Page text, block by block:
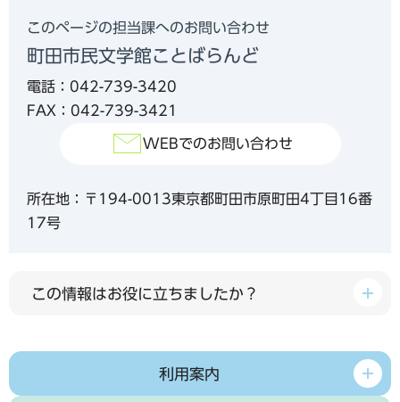
このページの担当課へのお問い合わせ
町田市民文学館ことばらんど
電話：042-739-3420
FAX：042-739-3421
WEBでのお問い合わせ
所在地：〒194-0013東京都町田市原町田4丁目16番
17号
この情報はお役に立ちましたか？
利用案内